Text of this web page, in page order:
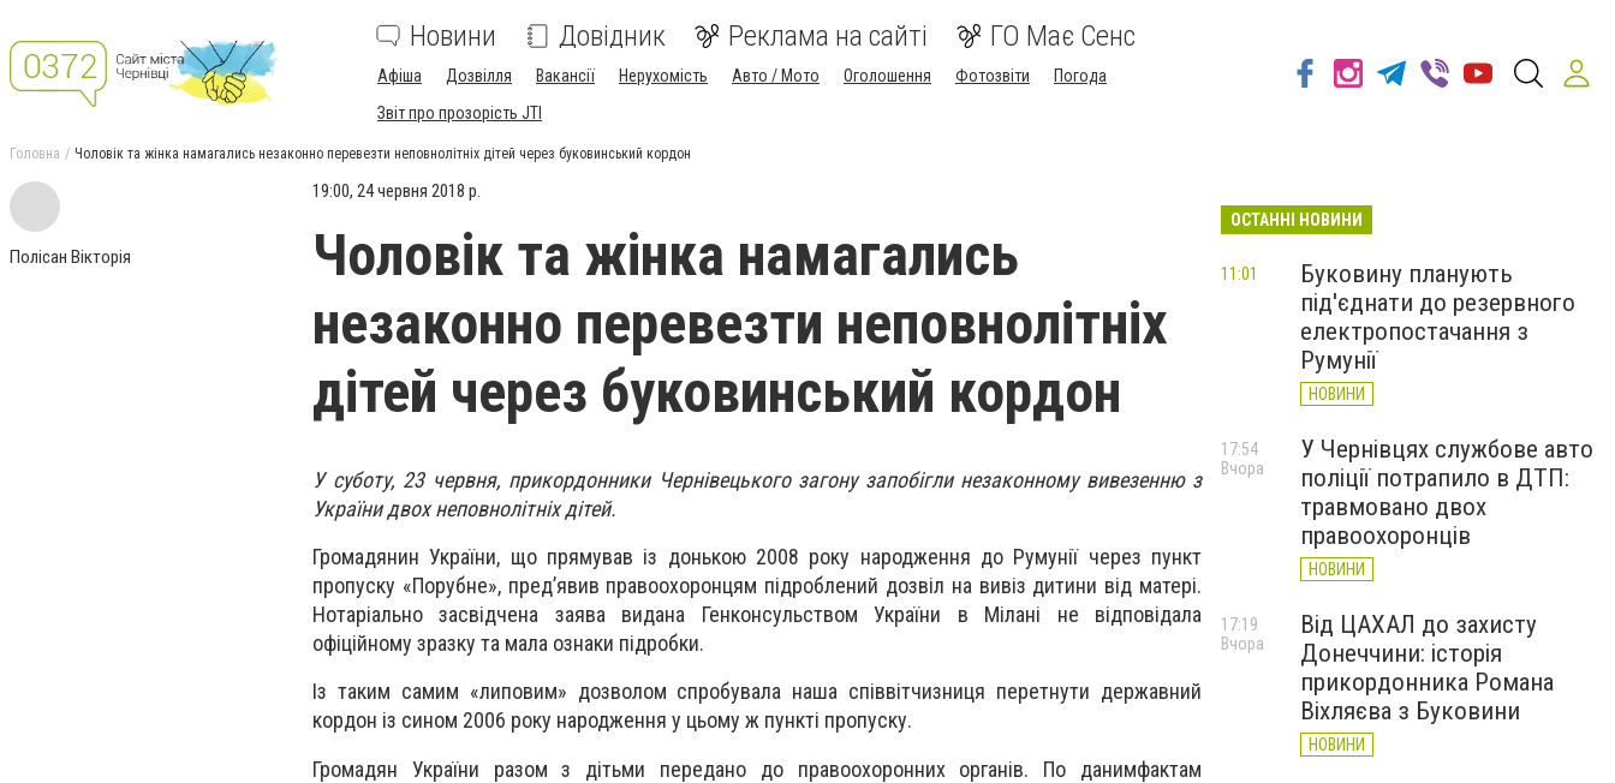
Новини Довідник Реклама на сайті ГО Має Сенс
Афіша Дозвілля Вакансії Нерухомість Авто / Мото Оголошення Фотозвіти
Погода
Звіт про прозорість JTI
Головна Чоловік та жінка намагались незаконно перевезти неповнолітніх дітей через буковинський кордон
Полісан Вікторія
19:00, 24 червня 2018 р.
Чоловік та жінка намагались
незаконно перевезти неповнолітніх
дітей через буковинський кордон
У суботу, 23 червня, прикордонники Чернівецького загону запобігли незаконному вивезенню з
України двох неповнолітніх дітей.
Громадянин України, що прямував із донькою 2008 року народження до Румунії через пункт
пропуску «Порубне», пред’явив правоохоронцям підроблений дозвіл на вивіз дитини від матері.
Нотаріально засвідчена заява видана Генконсульством України в Мілані не відповідала
офіційному зразку та мала ознаки підробки.
Із таким самим «липовим» дозволом спробувала наша співвітчизниця перетнути державний
кордон із сином 2006 року народження у цьому ж пункті пропуску.
Громадян України разом з дітьми передано до правоохоронних органів. По данимфактам
ОСТАННІ НОВИНИ
Буковину планують
під'єднати до резервного
електропостачання з
Румунії
НОВИНИ
11:01
У Чернівцях службове авто
поліції потрапило в ДТП:
травмовано двох
правоохоронців
НОВИНИ
17:54
Вчора
Від ЦАХАЛ до захисту
Донеччини: історія
прикордонника Романа
Віхляєва з Буковини
НОВИНИ
17:19
Вчора